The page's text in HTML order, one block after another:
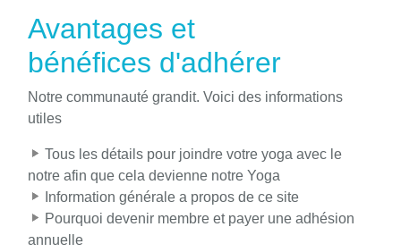
Avantages et
bénéfices d'adhérer
Notre communauté grandit. Voici des informations
utiles
Tous les détails pour joindre votre yoga avec le
notre afin que cela devienne notre Yoga
Information générale a propos de ce site
Pourquoi devenir membre et payer une adhésion
annuelle